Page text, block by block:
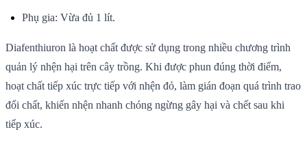
Phụ gia: Vừa đủ 1 lít.
Diafenthiuron là hoạt chất được sử dụng trong nhiều chương trình
quản lý nhện hại trên cây trồng. Khi được phun đúng thời điểm,
hoạt chất tiếp xúc trực tiếp với nhện đỏ, làm gián đoạn quá trình trao
đổi chất, khiến nhện nhanh chóng ngừng gây hại và chết sau khi
tiếp xúc.